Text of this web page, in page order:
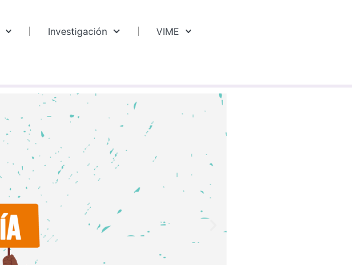
Investigación VIME